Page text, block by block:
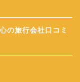
の旅行会社口コミ